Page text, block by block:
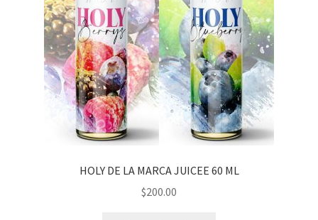
HOLY DE LA MARCA JUICEE 60 ML
$200.00